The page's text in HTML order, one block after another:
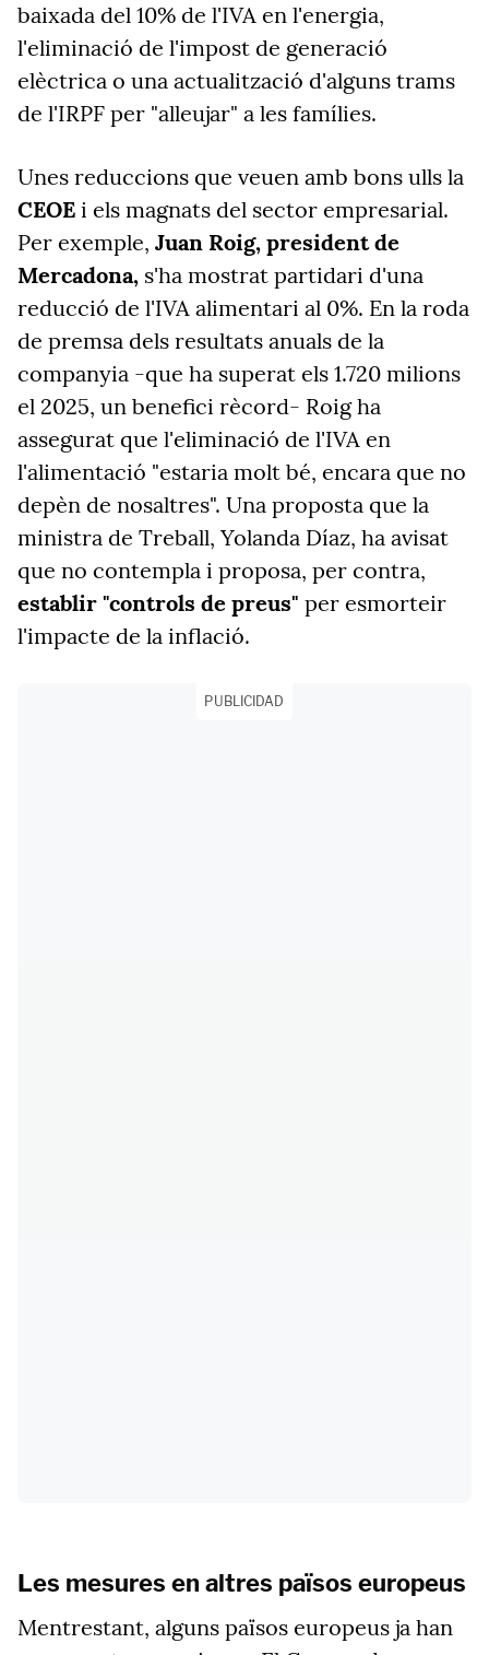
baixada del 10% de l'IVA en l'energia,
l'eliminació de l'impost de generació
elèctrica o una actualització d'alguns trams
de l'IRPF per "alleujar" a les famílies.
Unes reduccions que veuen amb bons ulls la
CEOE i els magnats del sector empresarial.
Per exemple, Juan Roig, president de
Mercadona, s'ha mostrat partidari d'una
reducció de l'IVA alimentari al 0%. En la roda
de premsa dels resultats anuals de la
companyia -que ha superat els 1.720 milions
el 2025, un benefici rècord- Roig ha
assegurat que l'eliminació de l'IVA en
l'alimentació "estaria molt bé, encara que no
depèn de nosaltres". Una proposta que la
ministra de Treball, Yolanda Díaz, ha avisat
que no contempla i proposa, per contra,
establir "controls de preus" per esmorteir
l'impacte de la inflació.
PUBLICIDAD
Les mesures en altres països europeus
Mentrestant, alguns països europeus ja han